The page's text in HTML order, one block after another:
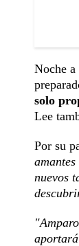
Noche a
solo
Lee
Por su
nuevos